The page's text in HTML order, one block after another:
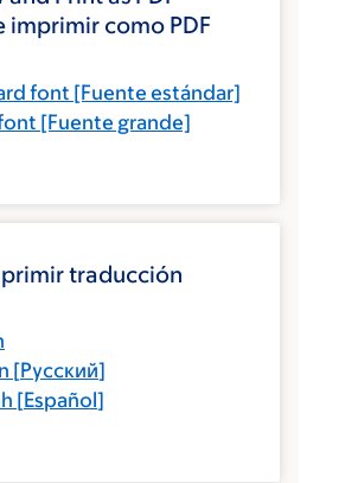
imprimir como PDF
font [Fuente estándar]
[Fuente grande]
traducción
[Русский]
[Español]